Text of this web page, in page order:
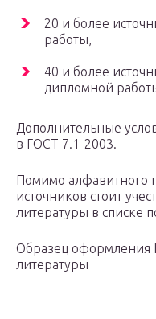
20 и более
работы,
40 и более
дипломной
Дополнительные
в ГОСТ 7.1-2003.
Помимо алфавитного
источников стоит
литературы в списке
Образец оформления
литературы